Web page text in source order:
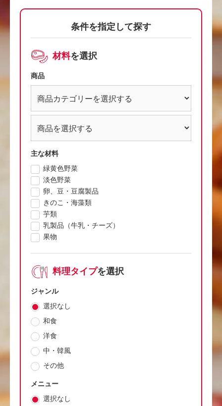
条件を指定して探す
材料を選択
商品
主な材料
緑黄色野菜
淡色野菜
卵、豆・豆腐製品
きのこ・海藻類
芋類
乳製品（牛乳・チーズ）
果物
料理タイプを選択
ジャンル
選択なし
和食
洋食
中・韓風
その他
メニュー
選択なし